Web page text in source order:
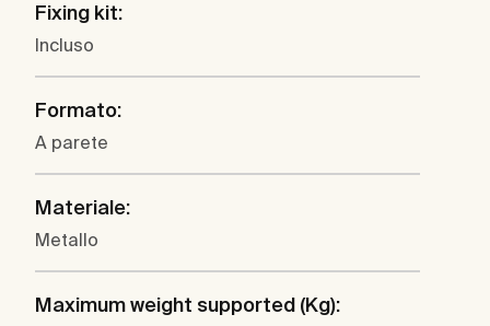
Fixing kit:
Incluso
Formato:
A parete
Materiale:
Metallo
Maximum weight supported (Kg):